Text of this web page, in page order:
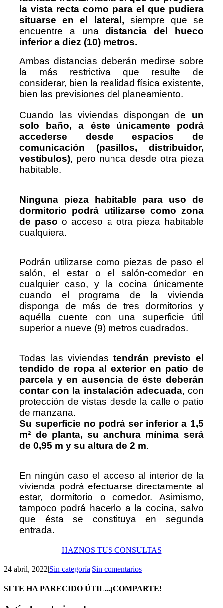
la vista recta como para el que pudiera
situarse en el lateral, siempre que se
encuentre a unadistancia del hueco
inferior a diez (10) metros.
Ambas distancias deberán medirse sobre
la más restrictiva que resulte de
considerar, bien la realidad física existente,
bien las previsiones del planeamiento.
Cuando las viviendas dispongan de un
solo baño, a éste únicamente podrá
accederse desde espacios de
comunicación (pasillos, distribuidor,
vestíbulos), pero nunca desde otra pieza
habitable.
Ninguna pieza habitable para uso de
dormitorio podrá utilizarse como zona
de paso o acceso a otra pieza habitable
cualquiera.
Podrán utilizarse como piezas de paso el
salón, el estar o el salón-comedor en
cualquier caso, y la cocina únicamente
cuando el programa de la vivienda
disponga de más de tres dormitorios y
aquélla cuente con una superficie útil
superior a nueve (9) metros cuadrados.
Todas las viviendas tendrán previsto el
tendido de ropa al exterior en patio de
parcela y en ausencia de éste deberán
contar con la instalación adecuada, con
protección de vistas desde la calle o patio
de manzana.
Su superficie no podrá ser inferior a 1,5
m² de planta, su anchura mínima será
de 0,95 m y su altura de 2 m.
En ningún caso el acceso al interior de la
vivienda podrá efectuarse directamente al
estar, dormitorio o comedor. Asimismo,
tampoco podrá hacerlo a la cocina, salvo
que ésta se constituya en segunda
entrada.
HAZNOS TUS CONSULTAS
24 abril, 2022|Sin categoría|Sin comentarios
SI TE HA PARECIDO ÚTIL...¡COMPARTE!